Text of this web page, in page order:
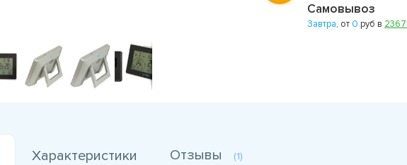
Самовывоз
Завтра, от 0 руб в 2367
Характеристики Отзывы (1)